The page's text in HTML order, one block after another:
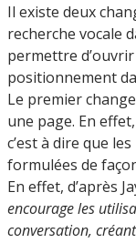
Il existe deux
recherche vocale
permettre
positionnement
Le premier
une page. En
c’est à dire que
formulées de
En effet, d’après
encourage les
conversation,